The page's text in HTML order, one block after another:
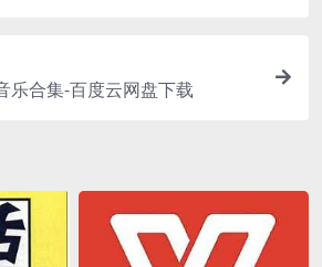
乐合集-百度云网盘下载